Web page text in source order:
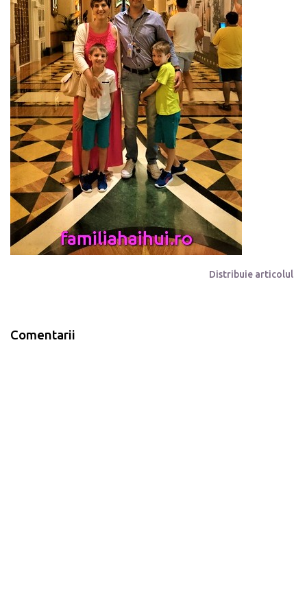
Distribuie articolul
Comentarii